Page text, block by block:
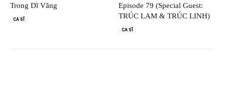
Trong Dĩ Vãng
CA SĨ
Episode 79 (Special Guest:
TRÚC LAM & TRÚC LINH)
CA SĨ